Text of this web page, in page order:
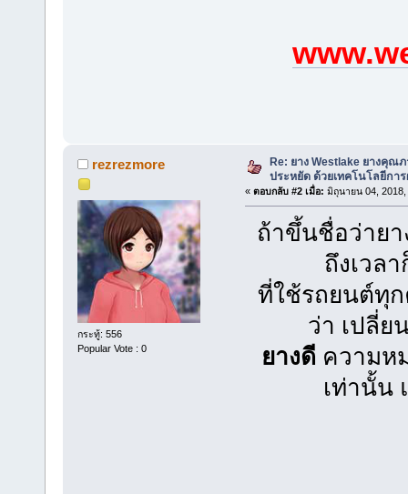
rezrezmore
กระทู้: 556
Popular Vote : 0
Re: ยาง Westlake ยางคุณ
ประหยัด ด้วยเทคโนโลยีกา
« ตอบกลับ #2 เมื่อ: มิถุนายน 04, 2018,
ถ้าขึ้นชื่อว่ายา
ถึงเวล
ที่ใช้รถยนต์ทุ
ว่า เปลี่
ยางดี ความห
เท่านั้น